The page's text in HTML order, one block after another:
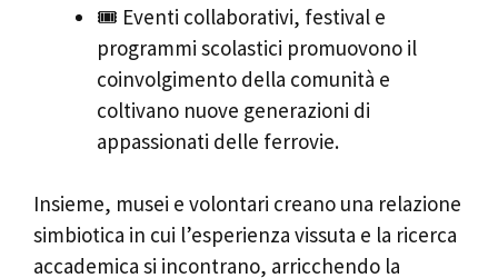
🎟️ Eventi collaborativi, festival e
programmi scolastici promuovono il
coinvolgimento della comunità e
coltivano nuove generazioni di
appassionati delle ferrovie.
Insieme, musei e volontari creano una relazione
simbiotica in cui l’esperienza vissuta e la ricerca
accademica si incontrano, arricchendo la